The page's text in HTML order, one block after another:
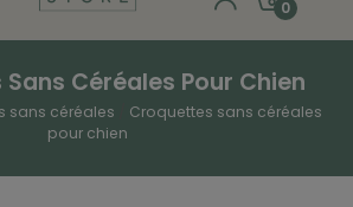
0
Céréales Pour Chien
sans céréales
Croquettes sans céréales
pour chien